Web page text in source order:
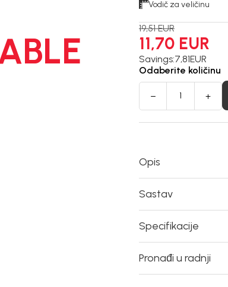
Vodič za veličinu
19,51 EUR
11,70 EUR
Savings:7,81EUR
Odaberite količinu
Opis
Sastav
Specifikacije
Pronađi u radnji